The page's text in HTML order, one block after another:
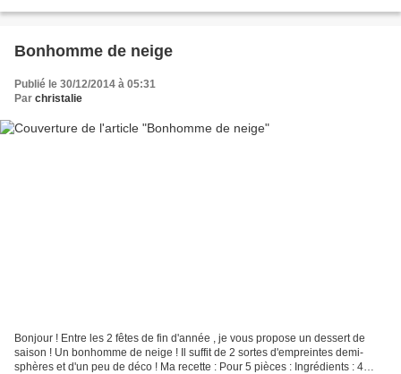
Bonhomme de neige
Publié le 30/12/2014 à 05:31
Par christalie
Bonjour ! Entre les 2 fêtes de fin d'année , je vous propose un dessert de
saison ! Un bonhomme de neige ! Il suffit de 2 sortes d'empreintes demi-
sphères et d'un peu de déco ! Ma recette : Pour 5 pièces : Ingrédients : 4